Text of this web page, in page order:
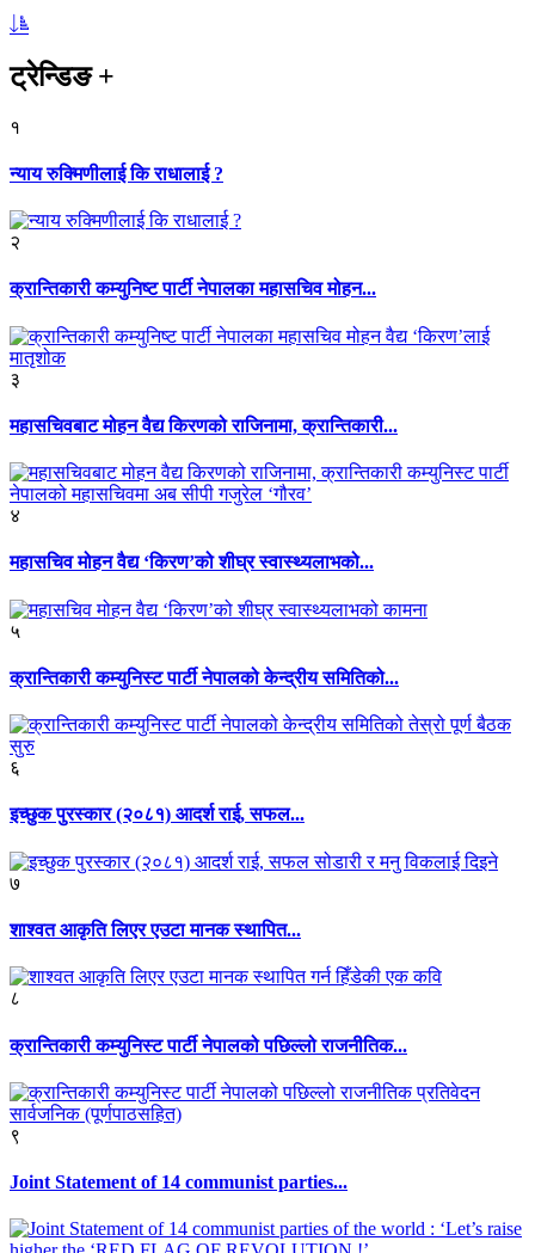
ट्रेन्डिङ+
१
न्याय रुक्मिणीलाई कि राधालाई ?
२
क्रान्तिकारी कम्युनिष्ट पार्टी नेपालका महासचिव मोहन...
३
महासचिवबाट मोहन वैद्य किरणको राजिनामा, क्रान्तिकारी...
४
महासचिव मोहन वैद्य ‘किरण’को शीघ्र स्वास्थ्यलाभको...
५
क्रान्तिकारी कम्युनिस्ट पार्टी नेपालको केन्द्रीय समितिको...
६
इच्छुक पुरस्कार (२०८१) आदर्श राई, सफल...
७
शाश्वत आकृति लिएर एउटा मानक स्थापित...
८
क्रान्तिकारी कम्युनिस्ट पार्टी नेपालको पछिल्लो राजनीतिक...
९
Joint Statement of 14 communist parties...